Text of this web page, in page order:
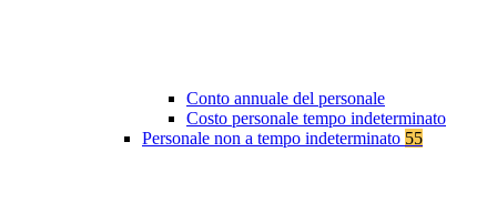
Conto annuale del personale
Costo personale tempo indeterminato
Personale non a tempo indeterminato 55